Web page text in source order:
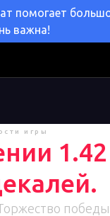
помогает
важна!
игры